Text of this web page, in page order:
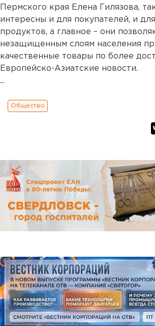
Пермского края Елена Гилязова,
интересны и для покупателей, и
продуктов, а главное – они
незащищенным слоям населения
качественные товары по более
Европейско-Азиатские новости.
...
Общество